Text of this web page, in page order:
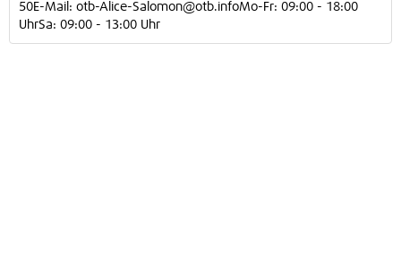
50E-Mail: otb-Alice-Salomon@otb.infoMo-Fr: 09:00 - 18:00
UhrSa: 09:00 - 13:00 Uhr